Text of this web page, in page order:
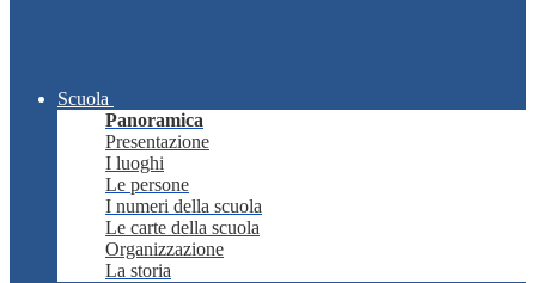
Scuola
Panoramica
Presentazione
I luoghi
Le persone
I numeri della scuola
Le carte della scuola
Organizzazione
La storia